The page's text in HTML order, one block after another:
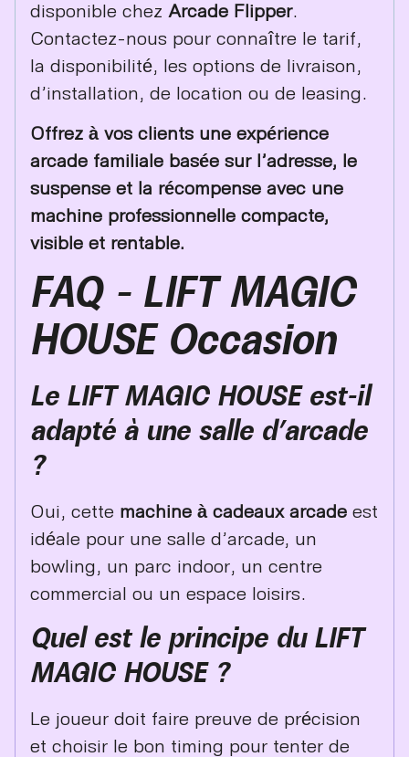
disponible chez Arcade Flipper.
Contactez-nous pour connaître le tarif,
la disponibilité, les options de livraison,
d’installation, de location ou de leasing.
Offrez à vos clients une expérience
arcade familiale basée sur l’adresse, le
suspense et la récompense avec une
machine professionnelle compacte,
visible et rentable.
FAQ – LIFT MAGIC
HOUSE Occasion
Le LIFT MAGIC HOUSE est-il
adapté à une salle d’arcade
?
Oui, cette machine à cadeaux arcade est
idéale pour une salle d’arcade, un
bowling, un parc indoor, un centre
commercial ou un espace loisirs.
Quel est le principe du LIFT
MAGIC HOUSE ?
Le joueur doit faire preuve de précision
et choisir le bon timing pour tenter de